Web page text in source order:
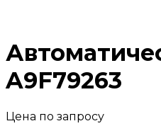
A9F79263
Цена по запросу